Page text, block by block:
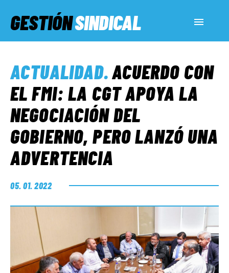
GESTIÓNSINDICAL
SERVICIOS SOCIALES
INFORMES ESPECIALES
FUERA DE MEGÁFONO
EL LADO «G»
ACTUALIDAD.ACUERDO CON
EL FMI: LA CGT APOYA LA
NEGOCIACIÓN DEL
GOBIERNO, PERO LANZÓ UNA
ADVERTENCIA
05. 01. 2022